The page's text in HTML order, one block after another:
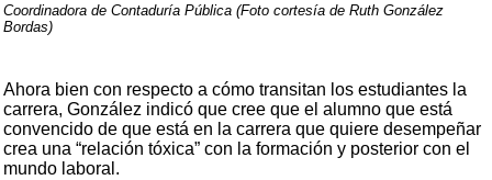
Coordinadora de Contaduría Pública (Foto cortesía de Ruth González
Bordas)
Ahora bien con respecto a cómo transitan los estudiantes la
carrera, González indicó que cree que el alumno que está
convencido de que está en la carrera que quiere desempeñar
crea una “relación tóxica” con la formación y posterior con el
mundo laboral.